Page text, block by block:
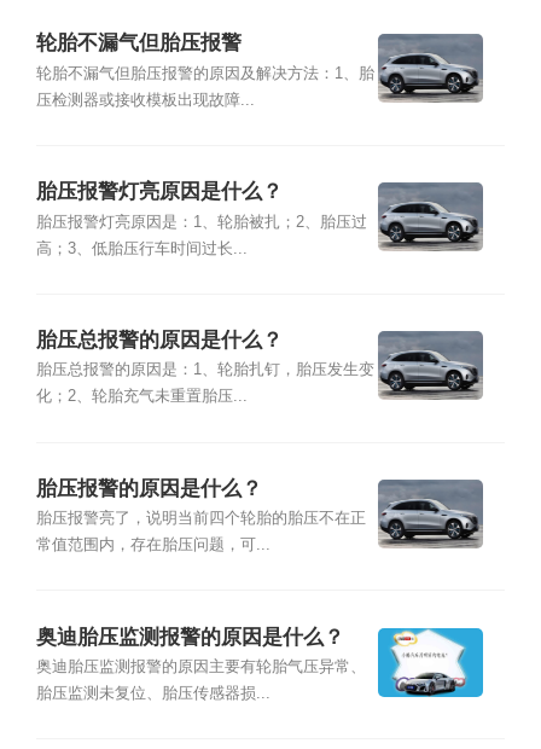
轮胎不漏气但胎压报警
轮胎不漏气但胎压报警的原因及解决方法：1、胎
压检测器或接收模板出现故障...
胎压报警灯亮原因是什么？
胎压报警灯亮原因是：1、轮胎被扎；2、胎压过
高；3、低胎压行车时间过长...
胎压总报警的原因是什么？
胎压总报警的原因是：1、轮胎扎钉，胎压发生变
化；2、轮胎充气未重置胎压...
胎压报警的原因是什么？
胎压报警亮了，说明当前四个轮胎的胎压不在正
常值范围内，存在胎压问题，可...
奥迪胎压监测报警的原因是什么？
奥迪胎压监测报警的原因主要有轮胎气压异常、
胎压监测未复位、胎压传感器损...